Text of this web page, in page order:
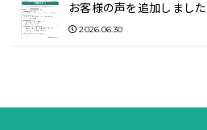
お客様の声を追加しました
2026.06.30